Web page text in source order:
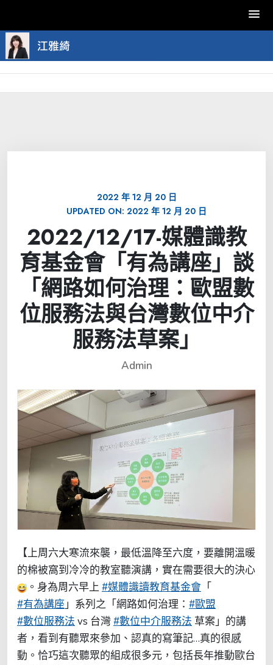
Skip
to
content
2022 年 12 月 20 日
UPDATED ON: 2022 年 12 月 20 日
2022/12/17-媒體識教
育基金會「有為講座」談
「網路如何治理：歐盟數
位服務法與台灣數位中介
服務法草案」
Admin
【上周六大寒流來襲，最低溫降至六度，要離開溫暖
的棉被窩到冷冷的教室聽演講，實在需要很大的決心
。身為周六早上#媒體識讀教育基金會 「
#有為講座」系列之「網路如何治理： #歐盟
#數位服務法 vs 台灣 #數位中介服務法 草案」的講
者，看到有聽眾來參加、認真的寫筆記…真的很感
動。恰巧這次聽眾的組成很多元，包括長年推動歐台